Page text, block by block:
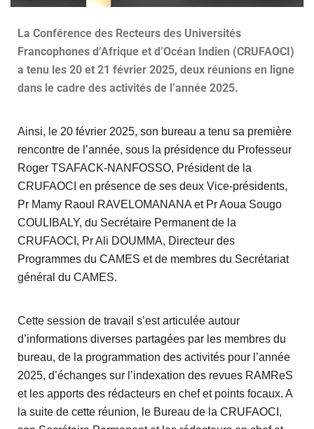
La Conférence des Recteurs des Universités
Francophones d’Afrique et d’Océan Indien (CRUFAOCI)
a tenu les 20 et 21 février 2025, deux réunions en ligne
dans le cadre des activités de l’année 2025.
Ainsi, le 20 février 2025, son bureau a tenu sa première
rencontre de l’année, sous la présidence du Professeur
Roger TSAFACK-NANFOSSO, Président de la
CRUFAOCI en présence de ses deux Vice-présidents,
Pr Mamy Raoul RAVELOMANANA et Pr Aoua Sougo
COULIBALY, du Secrétaire Permanent de la
CRUFAOCI, Pr Ali DOUMMA, Directeur des
Programmes du CAMES et de membres du Secrétariat
général du CAMES.
Cette session de travail s’est articulée autour
d’informations diverses partagées par les membres du
bureau, de la programmation des activités pour l’année
2025, d’échanges sur l’indexation des revues RAMReS
et les apports des rédacteurs en chef et points focaux. A
la suite de cette réunion, le Bureau de la CRUFAOCI,